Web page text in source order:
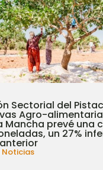
Sectorial del
Agro-
Mancha prevé una
un 27%
Noticias